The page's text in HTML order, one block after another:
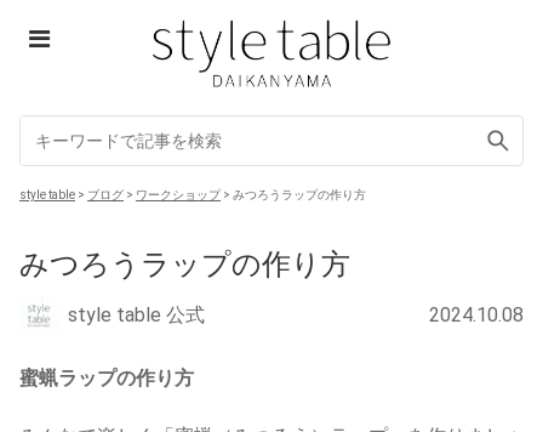
Skip
style table > ブログ > ワークショップ> みつろうラップの作り方
みつろうラップの作り方
style table 公式 2024.10.08
蜜蝋ラップの作り方